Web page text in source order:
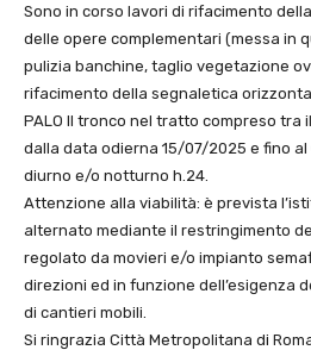
Sono in corso lavori di rifacimento
delle opere complementari (messa in
pulizia banchine, taglio vegetazione
rifacimento della segnaletica
PALO II tronco nel tratto compreso tra
dalla data odierna 15/07/2025 e fino
diurno e/o notturno h.24.
Attenzione alla viabilità: è prevista
alternato mediante il restringimento
regolato da movieri e/o impianto
direzioni ed in funzione dell’esigenza
di cantieri mobili.
Si ringrazia Città Metropolitana di